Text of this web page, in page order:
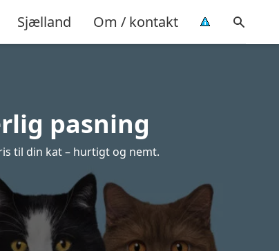
Sjælland Om / kontakt
pasning
til din kat – hurtigt og nemt.